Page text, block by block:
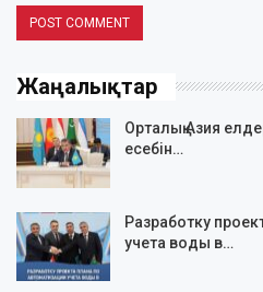
Жаңалықтар
Орталық Азия
есебін…
Разработку
учета воды в…